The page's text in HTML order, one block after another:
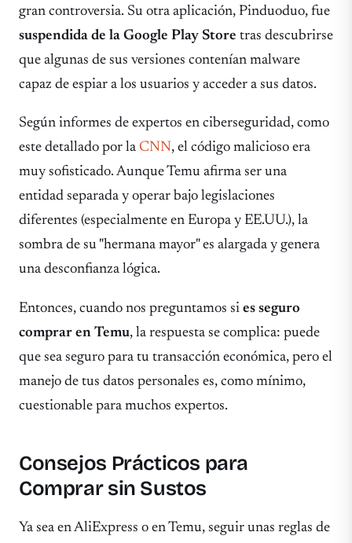
gran controversia. Su otra aplicación, Pinduoduo, fue
suspendida de la Google Play Store tras descubrirse
que algunas de sus versiones contenían malware
capaz de espiar a los usuarios y acceder a sus datos.
Según informes de expertos en ciberseguridad, como
este detallado por la CNN, el código malicioso era
muy sofisticado. Aunque Temu afirma ser una
entidad separada y operar bajo legislaciones
diferentes (especialmente en Europa y EE.UU.), la
sombra de su "hermana mayor" es alargada y genera
una desconfianza lógica.
Entonces, cuando nos preguntamos si es seguro
comprar en Temu, la respuesta se complica: puede
que sea seguro para tu transacción económica, pero el
manejo de tus datos personales es, como mínimo,
cuestionable para muchos expertos.
Consejos Prácticos para
Comprar sin Sustos
Ya sea en AliExpress o en Temu, seguir unas reglas de